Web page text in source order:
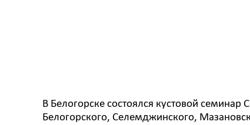
В Белогорске состоялся кустовой семинар
Белогорского, Селемджинского,